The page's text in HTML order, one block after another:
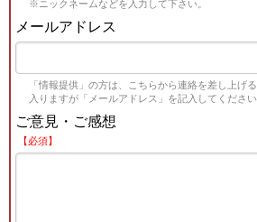
※ニックネームなどを入力して下さい。
メールアドレス
「情報提供」の方は、こちらから連絡を差し上げ
入りますが「メールアドレス」を記入してくださ
ご意見・ご感想
【必須】